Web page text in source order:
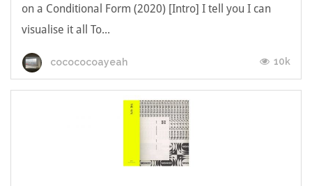
on a Conditional Form (2020) [Intro] I tell you I can
visualise it all To...
cocococoayeah 10k